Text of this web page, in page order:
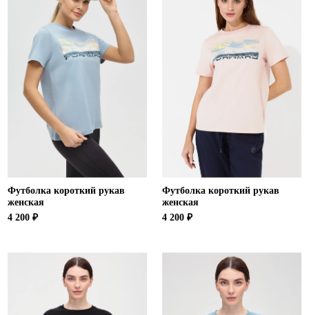
Футболка короткий рукав
женская
4 200 ₽
Футболка короткий рукав
женская
4 200 ₽